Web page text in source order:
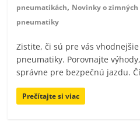
pneumatikách, Novinky o
pneumatiky
Zistite, či sú pre vás
pneumatiky. Porovnajte
správne pre bezpečnú jazdu.
Prečítajte si viac